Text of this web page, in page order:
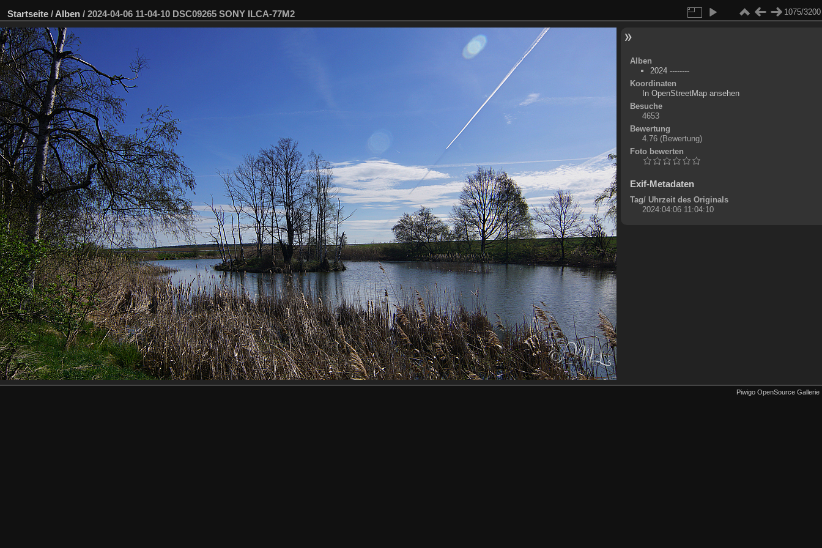
Startseite / Alben / 2024-04-06 11-04-10 DSC09265 SONY ILCA-77M2 1075/3200
Alben
2024 --------
Koordinaten
+
-
In OpenStreetMap ansehen
Besuche
4653
Bewertung
4.76 (Bewertung)
Foto bewerten
Exif-Metadaten
Tag/ Uhrzeit des Originals
2024:04:06 11:04:10
Piwigo OpenSource Gallerie